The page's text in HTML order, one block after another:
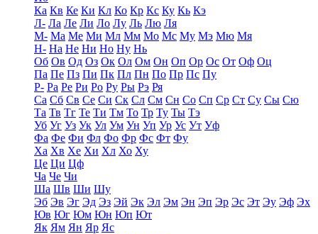
Ка Кв Ке Ки Кл Ко Кр Кс Ку Кь Кэ
Л- Ла Ле Ли Ло Лу Ль Лю Ля
М- Ма Ме Ми Мл Мм Мо Мс Му Мэ Мю Мя
Н- На Не Ни Но Ну Нь
Об Ов Од Оз Ок Ол Ом Он Оп Ор Ос От Оф Оц
Па Пе Пз Пи Пк Пл Пн По Пр Пс Пу
Р- Ра Ре Ри Ро Ру Ры Рэ Ря
Са Сб Св Се Си Ск Сл См Сн Со Сп Ср Ст Су Сы Сю
Та Тв Тг Те Ти Тм То Тр Ту Ты Тэ
Уб Уг Уз Ук Ул Ум Ун Уп Ур Ус Ут Уф
Фа Фе Фи Фл Фо Фр Фс Фт Фу
Ха Хв Хе Хи Хл Хо Ху
Це Ци Цф
Ча Че Чи
Ша Шв Ши Шу
Эб Эв Эг Эд Эз Эй Эк Эл Эм Эн Эп Эр Эс Эт Эу Эф Эх
Юв Юг Юм Юн Юп Ют
Як Ям Ян Яр Яс